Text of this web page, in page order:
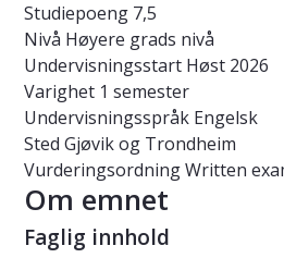
Studiepoeng 7,5
Nivå Høyere grads nivå
Undervisningsstart Høst 2026
Varighet 1 semester
Undervisningsspråk Engelsk
Sted Gjøvik og Trondheim
VurderingsordningWritten
Om emnet
Faglig innhold